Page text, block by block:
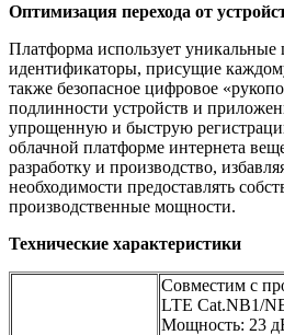
Оптимизация перехода от
Платформа использует
идентификаторы, присущие
также безопасное цифровое
подлинности устройств и
упрощенную и быструю
облачной платформе интернета
разработку и производство,
необходимости предоставлять
производственные мощности.
Технические характеристики
Совместим с
LTE Cat.NB1/
Мощность: 23